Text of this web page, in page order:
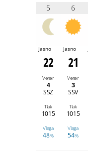
5 6
Jasno Jasno
22 21
Veter
4
SSZ
Veter
3
SSV
Tlak
1015
Tlak
1015
Vlaga
48%
Vlaga
54%